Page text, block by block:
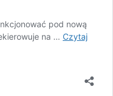
pod nową
na … Czytaj